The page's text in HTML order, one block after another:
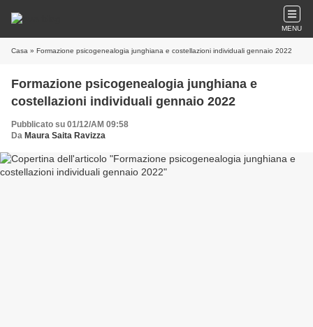
MENU
Casa » Formazione psicogenealogia junghiana e costellazioni individuali gennaio 2022
Formazione psicogenealogia junghiana e
costellazioni individuali gennaio 2022
Pubblicato su 01/12/AM 09:58
Da Maura Saita Ravizza